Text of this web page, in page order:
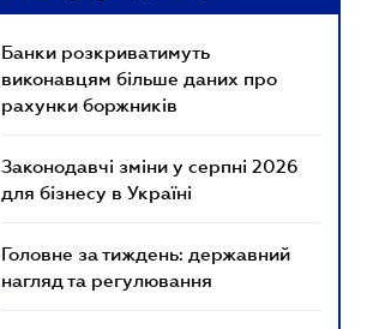
Банки розкриватимуть
виконавцям більше даних про
рахунки боржників
Законодавчі зміни у серпні 2026
для бізнесу в Україні
Головне за тиждень: державний
нагляд та регулювання